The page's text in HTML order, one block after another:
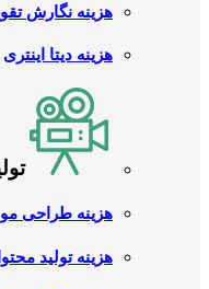
هزینه نگارش
هزینه دیتا اینتری
هزینه طراحی
هزینه تولید